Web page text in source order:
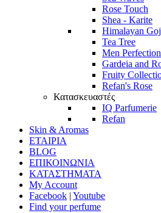
Rose Touch
Shea - Karite
Himalayan
Tea Tree
Men
Gardeia and
Fruity
Refan's Rose
Κατασκευαστές
IQ Parfumerie
Refan
Skin & Aromas
ΕΤΑΙΡΙΑ
BLOG
ΕΠΙΚΟΙΝΩΝΙΑ
ΚΑΤΑΣΤΗΜΑΤΑ
My Account
Facebook | Youtube
Find your perfume